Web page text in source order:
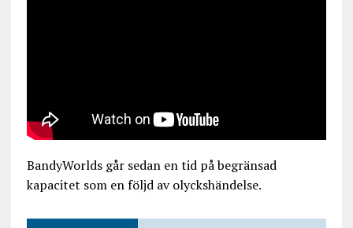
BandyWorlds går sedan en tid på begränsad
kapacitet som en följd av olyckshändelse.